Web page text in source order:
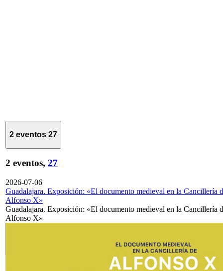
2 eventos 27
2 eventos, 27
2026-07-06
Guadalajara. Exposición: «El documento medieval en la Cancillería
Alfonso X»
Guadalajara. Exposición: «El documento medieval en la Cancillería
Alfonso X»